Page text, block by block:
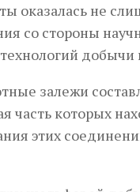
оказалась не
со стороны
добычи
залежи
часть которых
этих